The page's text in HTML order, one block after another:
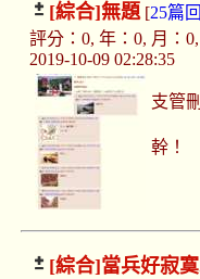
[綜合]無題[25篇
評分：0, 年：0, 月：
2019-10-09 02:28:35
支管
幹！
[綜合]當兵好寂